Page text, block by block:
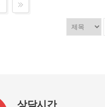
상담시간